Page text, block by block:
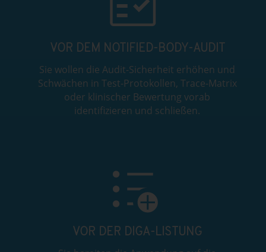
VOR DEM NOTIFIED-BODY-AUDIT
Sie wollen die Audit-Sicherheit erhöhen und
Schwächen in Test-Protokollen, Trace-Matrix
oder klinischer Bewertung vorab
identifizieren und schließen.
VOR DER DIGA-LISTUNG